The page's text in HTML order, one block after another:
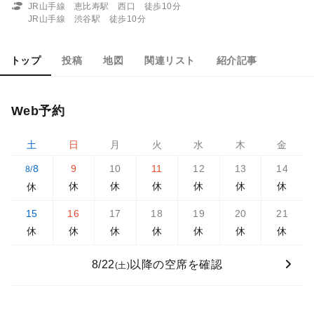
JR山手線 恵比寿駅 西口 徒歩10分
JR山手線 渋谷駅 徒歩10分
トップ 投稿 地図 関連リスト 紹介記事
Web予約
土 日 月 火 水 木 金
8/8
休
9
休
10
休
11
休
12
休
13
休
14
休
15
休
16
休
17
休
18
休
19
休
20
休
21
休
8/22(土) 以降の空席を確認